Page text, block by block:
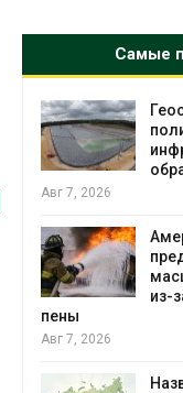
Самые
Авг 7, 2026
из-
пены
Авг 7, 2026